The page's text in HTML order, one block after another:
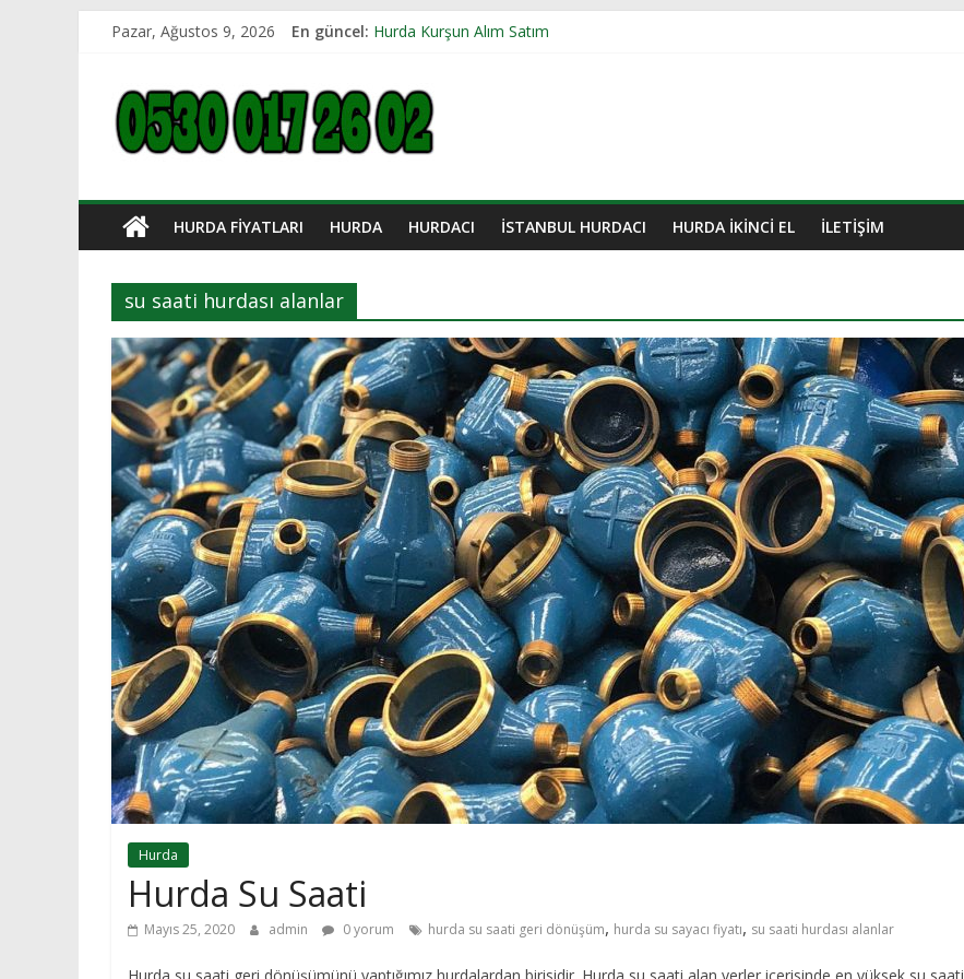
Pazar, Ağustos 9, 2026 En güncel: Hurda Kurşun Alım Satım
Süleymanpaşa Hurdacı Hurda Alımı
İstanbul Hurdacı
HURDA FIYATLARI HURDA HURDACI İSTANBUL HURDACI HURDA IKINCI EL İLETIŞIM
su saati hurdası alanlar
Hurda
Hurda Su Saati
Mayıs 25, 2020 admin 0 yorum hurda su saati geri dönüşüm, hurda su sayacı fiyatı, su saati hurdası alanlar